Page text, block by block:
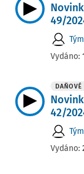
49/
Vydáno:
42/
Vydáno: